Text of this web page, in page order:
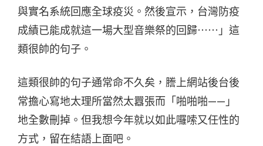
與實名系統回應全球疫災。然後宣示，台灣防疫
成績已能成就這一場大型音樂祭的回歸⋯⋯」這
類很帥的句子。
這類很帥的句子通常命不久矣，謄上網站後台後
常擔心寫地太理所當然太囂張而「啪啪啪——」
地全數刪掉。但我想今年就以如此囉嗦又任性的
方式，留在結語上面吧。